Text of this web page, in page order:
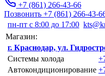
+7 (861) 266-43-66
Позвонить +7 (861) 266-43-
пн-пт с 8:00 до 17:00
Магазин:
г. Краснодар, ул.
Системы холода
Автокондиционирование